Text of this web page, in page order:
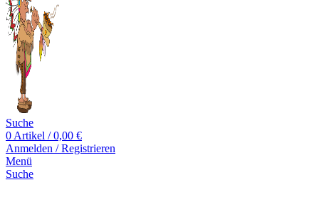
Suche
0 Artikel / 0,00 €
Anmelden / Registrieren
Menü
Suche